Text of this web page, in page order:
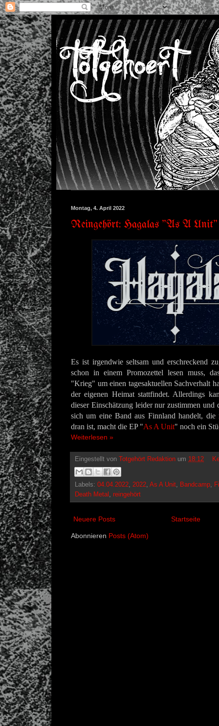
Montag, 4. April 2022
Reingehört: Hagalas "As A Unit"
Es ist irgendwie seltsam und erschreckend
schon in einem Promozettel lesen muss,
"Krieg" um einen tagesaktuellen Sachverhalt
der eigenen Heimat stattfindet. Allerdings
dieser Einschätzung leider nur zustimmen und
sich um eine Band aus Finnland handelt, die
dran ist, macht die EP "As A Unit" noch ein
Weiterlesen »
Eingestellt von Totgehört Redaktion um 18:12
Labels: 04.04.2022, 2022, As A Unit, Bandcamp,
Death Metal , reingehört
Neuere Posts Startseite
Abonnieren Posts (Atom)